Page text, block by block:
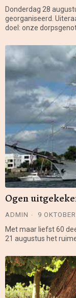
Donderdag 28
georganiseerd.
doel: onze
Ogen
ADMIN 9
Met maar liefst 60
21 augustus het